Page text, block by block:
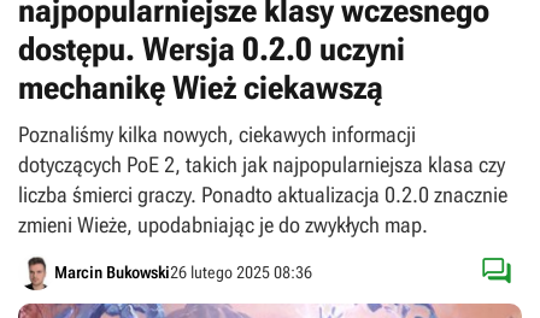
najpopularniejsze klasy wczesnego
dostępu. Wersja 0.2.0 uczyni
mechanikę Wież ciekawszą
Poznaliśmy kilka nowych, ciekawych informacji
dotyczących PoE 2, takich jak najpopularniejsza klasa czy
liczba śmierci graczy. Ponadto aktualizacja 0.2.0 znacznie
zmieni Wieże, upodabniając je do zwykłych map.
Marcin Bukowski26 lutego 2025 08:36 